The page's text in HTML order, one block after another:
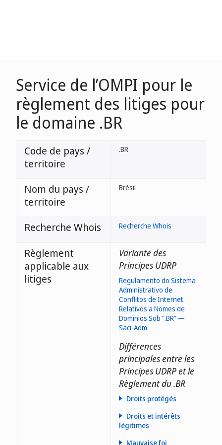
Service de l’OMPI pour le
règlement des litiges pour
le domaine .BR
Code de pays /
territoire
.BR
Nom du pays /
territoire
Brésil
Recherche Whois Recherche Whois
Règlement
applicable aux
litiges
Variante des
Principes UDRP
Regulamento do Sistema
Administrativo de
Conflitos de Internet
Relativos a Nomes de
Domínios Sob “.BR” —
Saci-Adm
Différences
principales entre les
Principes UDRP et le
Règlement du .BR
Droits protégés
Droits et intérêts
légitimes
Mauvaise foi